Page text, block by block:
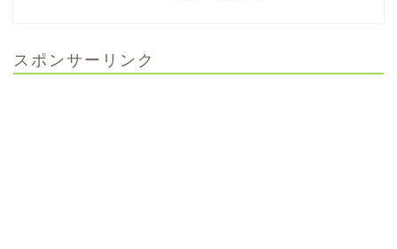
スポンサーリンク